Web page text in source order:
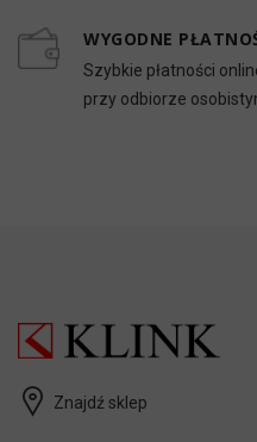
WYGODNE
Szybkie płatności
przy odbiorze
Znajdź sklep